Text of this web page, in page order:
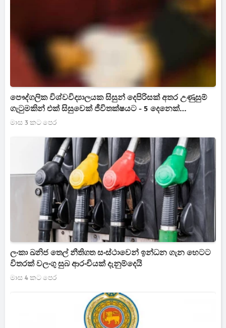
පෞද්ගලික විශ්වවිද්‍යාලයක සිසුන් දෙපිරිසක් අතර උණුසුම්
ගැටුමකින් එක් සිසුවෙක් ජීවිතක්ෂයට - 5 දෙනෙක්
අත්අඩංගුවට
මාස 3 කට පෙර
ලංකා ඛනිජ තෙල් නීතිගත සංස්ථාවෙන් ඉන්ධන ගැන හෙටට
විතරක් වලංගු සුබ ආරංචියක් දැනුම්දෙයි
මාස 4 කට පෙර